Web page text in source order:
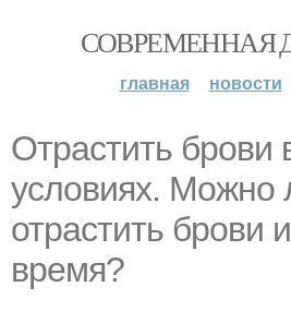
СОВРЕМЕННАЯ
главная новости
Отрастить
условиях. Можно
отрастить брови
время?